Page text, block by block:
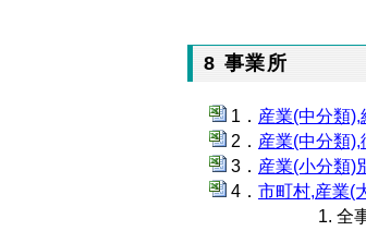
8 事業所
産業(中分類
産業(中分類
産業(小分類)
市町村,産業(
全